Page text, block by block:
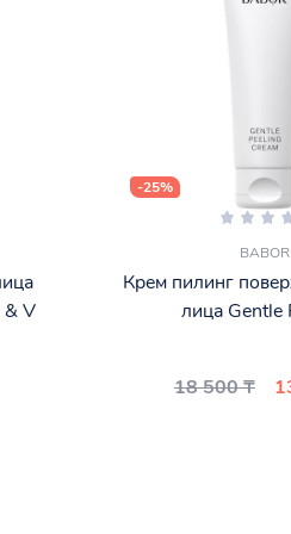
& V
-25%
BABOR
Крем пилинг
лица Gentle
18 500 ₸